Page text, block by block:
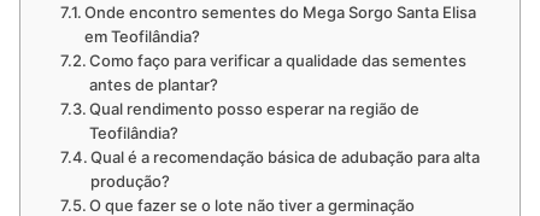
Onde encontro sementes do Mega Sorgo Santa Elisa
em Teofilândia?
Como faço para verificar a qualidade das sementes
antes de plantar?
Qual rendimento posso esperar na região de
Teofilândia?
Qual é a recomendação básica de adubação para alta
produção?
O que fazer se o lote não tiver a germinação